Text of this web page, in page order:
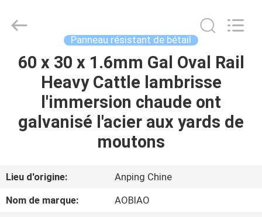
MAISON
PRODUITS
AU
DE
NOUS
Mesh
Products
Reserved.
Developed
Panneau résistant de bétail
60 x 30 x 1.6mm Gal Oval Rail
Heavy Cattle lambrisse
l'immersion chaude ont
galvanisé l'acier aux yards de
moutons
Lieu d'origine:
Anping Chine
Nom de marque:
AOBIAO